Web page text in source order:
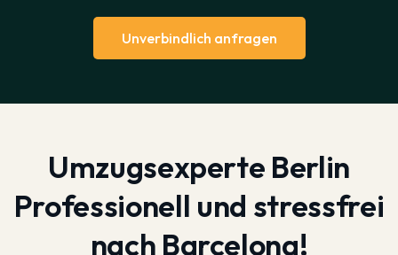
Unverbindlich anfragen
Umzugsexperte Berlin
Professionell und stressfrei
nach Barcelona!